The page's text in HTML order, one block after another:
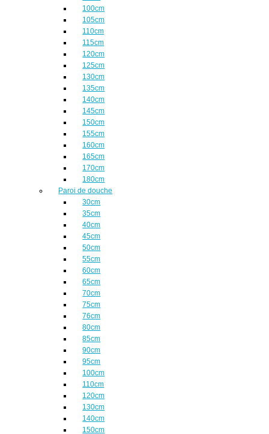
100cm
105cm
110cm
115cm
120cm
125cm
130cm
135cm
140cm
145cm
150cm
155cm
160cm
165cm
170cm
180cm
Paroi de douche
30cm
35cm
40cm
45cm
50cm
55cm
60cm
65cm
70cm
75cm
76cm
80cm
85cm
90cm
95cm
100cm
110cm
120cm
130cm
140cm
150cm